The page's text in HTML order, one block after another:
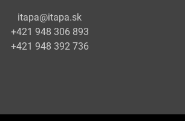
itapa@itapa.sk
+421 948 306 893
+421 948 392 736